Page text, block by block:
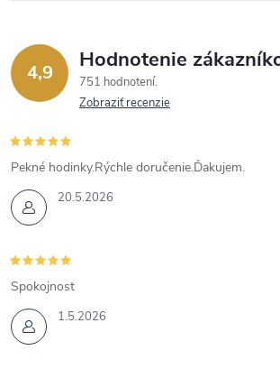
4,9 Hodnotenie
751 hodnotení
Zobraziť recenzie
20.5.2026
Pekné hodinky.Rýchle doručenie.Ďakujem.
1.5.2026
Spokojnost